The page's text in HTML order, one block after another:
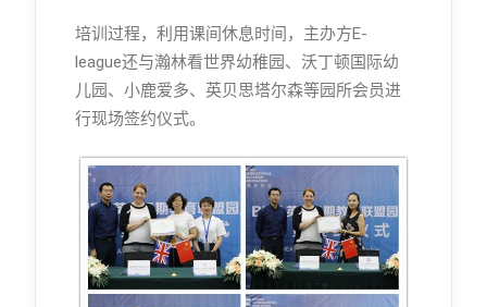
培训过程，利用课间休息时间，主办方E-
league还与瀚林看世界幼稚园、沃丁顿国际幼
儿园、小鹿爱多、英贝思塔尔森等园所会员进
行现场签约仪式。